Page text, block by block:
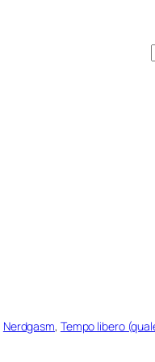
Nerdgasm, Tempo libero